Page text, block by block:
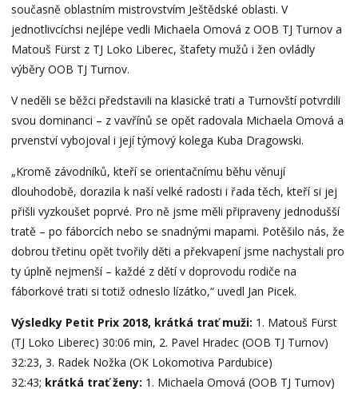
současně oblastním mistrovstvím Ještědské oblasti. V
jednotlivcíchsi nejlépe vedli Michaela Omová z OOB TJ Turnov a
Matouš Fürst z TJ Loko Liberec, štafety mužů i žen ovládly
výběry OOB TJ Turnov.
V neděli se běžci představili na klasické trati a Turnovští potvrdili
svou dominanci – z vavřínů se opět radovala Michaela Omová a
prvenství vybojoval i její týmový kolega Kuba Dragowski.
„Kromě závodníků, kteří se orientačnímu běhu věnují
dlouhodobě, dorazila k naší velké radosti i řada těch, kteří si jej
přišli vyzkoušet poprvé. Pro ně jsme měli připraveny jednodušší
tratě – po fáborcích nebo se snadnými mapami. Potěšilo nás, že
dobrou třetinu opět tvořily děti a překvapení jsme nachystali pro
ty úplně nejmenší – každé z dětí v doprovodu rodiče na
fáborkové trati si totiž odneslo lízátko,“ uvedl Jan Picek.
Výsledky Petit Prix 2018, krátká trať muži: 1. Matouš Fürst
(TJ Loko Liberec) 30:06 min, 2. Pavel Hradec (OOB TJ Turnov)
32:23, 3. Radek Nožka (OK Lokomotiva Pardubice)
32:43; krátká trať ženy: 1. Michaela Omová (OOB TJ Turnov)